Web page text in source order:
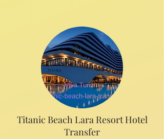
Titanic Beach Lara Resort Hotel
Transfer